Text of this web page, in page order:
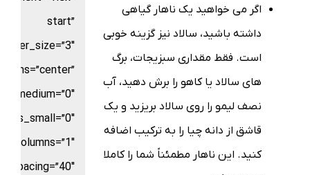
اگر می خواهید یک ناهار گیاهی
داشته باشید، سالاد نیز گزینه خوبی
است. فقط مقداری سبزیجات، برگ
های سالاد یا کاهو را برش دهید، آب
نصف لیمو را روی سالاد بریزید و یک
قاشق از دانه چیا را به ترکیب اضافه
کنید. این ناهار مطمئناً شما را کاملا
start”
columns=”1″